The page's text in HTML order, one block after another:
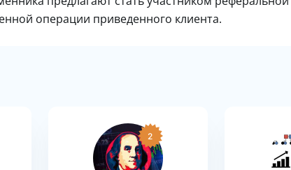
операции приведенного клиента.
2